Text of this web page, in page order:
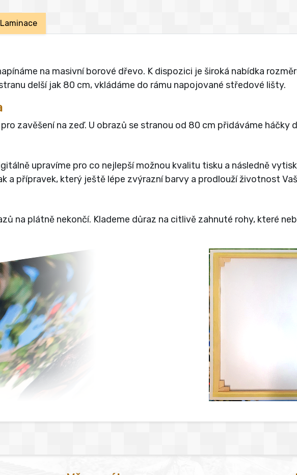
Laminace
na masivní borové dřevo. K dispozici je široká nabídka
delší jak 80 cm, vkládáme do rámu napojované středové lišty.
zavěšení na zeď. U obrazů se stranou od 80 cm přidáváme háčky
upravíme pro co nejlepší možnou kvalitu tisku a následně
a přípravek, který ještě lépe zvýrazní barvy a prodlouží životnost
na plátně nekončí. Klademe důraz na citlivě zahnuté rohy, které